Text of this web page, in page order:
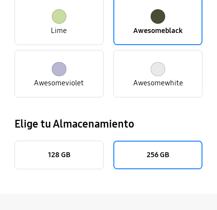
Lime Awesomeblack
Awesomeviolet Awesomewhite
Elige tu Almacenamiento
128 GB 256 GB